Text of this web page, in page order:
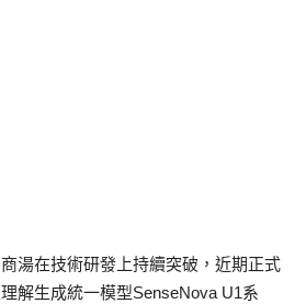
湯在技術研發上持續突破，近期正式
解生成統一模型SenseNova U1系